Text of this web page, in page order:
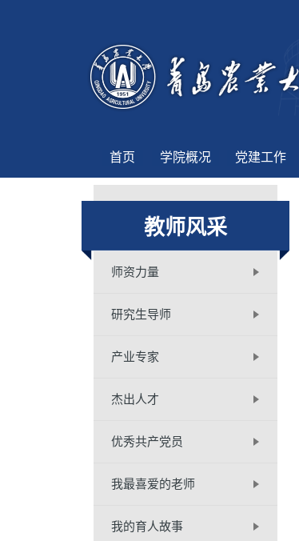
首页 学院概况 党建工作
教师风采
师资力量
研究生导师
产业专家
杰出人才
优秀共产党员
我最喜爱的老师
我的育人故事